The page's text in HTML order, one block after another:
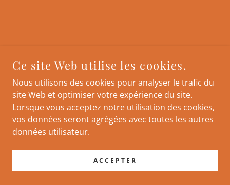
Ce site Web utilise les cookies.
Nous utilisons des cookies pour analyser le trafic du
site Web et optimiser votre expérience du site.
Lorsque vous acceptez notre utilisation des cookies,
vos données seront agrégées avec toutes les autres
données utilisateur.
ACCEPTER